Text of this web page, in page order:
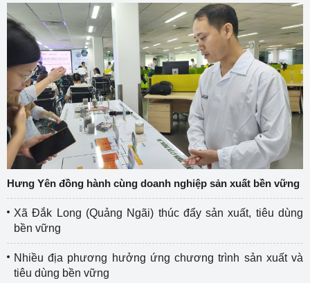
Hưng Yên đồng hành cùng doanh nghiệp sản xuất bền vững
Xã Đắk Long (Quảng Ngãi) thúc đẩy sản xuất, tiêu dùng
bền vững
Nhiều địa phương hưởng ứng chương trình sản xuất và
tiêu dùng bền vững